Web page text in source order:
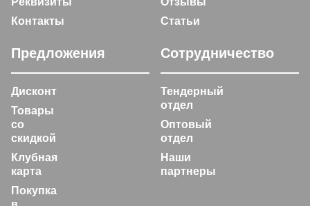
Контакты
Статьи
Предложения
Дисконт
Товары
со
скидкой
Клубная
карта
Покупка
Сотрудничество
Тендерный
отдел
Оптовый
отдел
Наши
партнеры